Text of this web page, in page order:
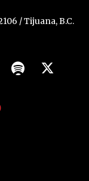
/ Tijuana, B.C.